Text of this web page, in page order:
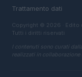
Trattamento dati
Copyright © 2026 · Edito
Tutti i diritti riservati
I contenuti sono curati
realizzati in